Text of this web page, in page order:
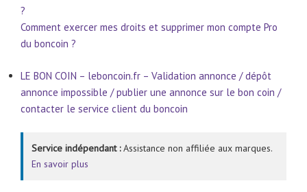
?
Comment exercer mes droits et supprimer mon compte Pro
du boncoin ?
LE BON COIN – leboncoin.fr – Validation annonce / dépôt
annonce impossible / publier une annonce sur le bon coin /
contacter le service client du boncoin
Service indépendant :Assistance non affiliée aux marques.
En savoir plus